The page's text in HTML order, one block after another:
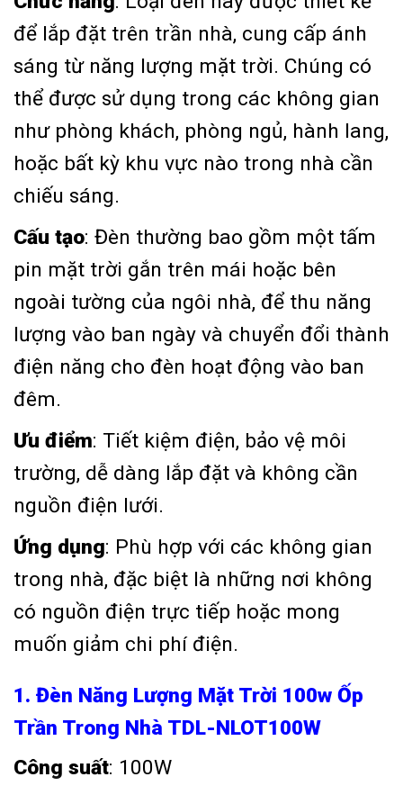
để lắp đặt trên trần nhà, cung cấp ánh
sáng từ năng lượng mặt trời. Chúng có
thể được sử dụng trong các không gian
như phòng khách, phòng ngủ, hành lang,
hoặc bất kỳ khu vực nào trong nhà cần
chiếu sáng.
Cấu tạo: Đèn thường bao gồm một tấm
pin mặt trời gắn trên mái hoặc bên
ngoài tường của ngôi nhà, để thu năng
lượng vào ban ngày và chuyển đổi thành
điện năng cho đèn hoạt động vào ban
đêm.
Ưu điểm: Tiết kiệm điện, bảo vệ môi
trường, dễ dàng lắp đặt và không cần
nguồn điện lưới.
Ứng dụng: Phù hợp với các không gian
trong nhà, đặc biệt là những nơi không
có nguồn điện trực tiếp hoặc mong
muốn giảm chi phí điện.
1. Đèn Năng Lượng Mặt Trời 100w Ốp
Trần Trong Nhà TDL-NLOT100W
Công suất: 100W